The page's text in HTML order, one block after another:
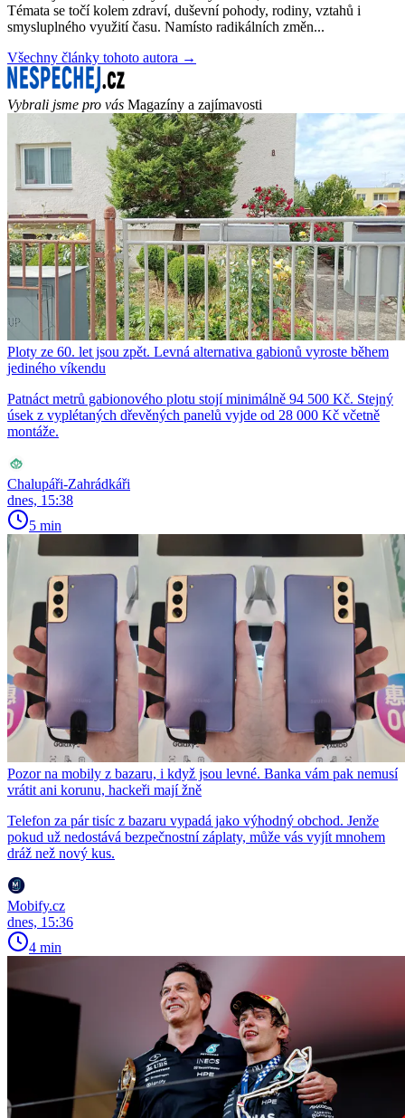
Témata se točí kolem zdraví, duševní pohody, rodiny, vztahů i
smysluplného využití času. Namísto radikálních změn...
Všechny články tohoto autora →
Vybrali jsme pro vás Magazíny a zajímavosti
Ploty ze 60. let jsou zpět. Levná alternativa gabionů vyroste během
jediného víkendu
Patnáct metrů gabionového plotu stojí minimálně 94 500 Kč. Stejný
úsek z vyplétaných dřevěných panelů vyjde od 28 000 Kč včetně
montáže.
Chalupáři-Zahrádkáři
dnes, 15:38
5 min
Pozor na mobily z bazaru, i když jsou levné. Banka vám pak nemusí
vrátit ani korunu, hackeři mají žně
Telefon za pár tisíc z bazaru vypadá jako výhodný obchod. Jenže
pokud už nedostává bezpečnostní záplaty, může vás vyjít mnohem
dráž než nový kus.
Mobify.cz
dnes, 15:36
4 min